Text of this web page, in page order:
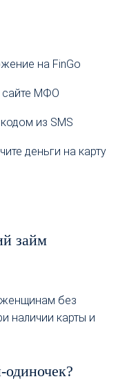
на FinGo
сайте МФО
из SMS
деньги на карту
займ
без
наличии карты и
одиночек?